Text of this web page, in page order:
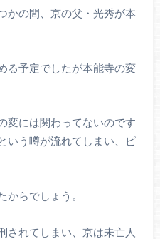
かの間、京の父・光秀が本
る予定でしたが本能寺の変
変には関わってないのです
いう噂が流れてしまい、ピ
らでしょう。
されてしまい、京は未亡人